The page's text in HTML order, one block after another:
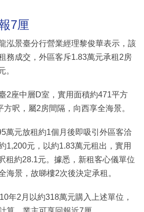
7厘
泓景臺分行營業經理黎俊華表示，該
務成交，外區客斥1.83萬元承租2房
。
2座中層D室，實用面積約471平方
呎，屬2房間隔，向西享全海景。
萬元放租約1個月後即吸引外區客洽
1,200元，以約1.83萬元租出，實用
租約28.1元。據悉，新租客心儀單位
海景，故睇樓2次後決定承租。
年2月以約318萬元購入上述單位，